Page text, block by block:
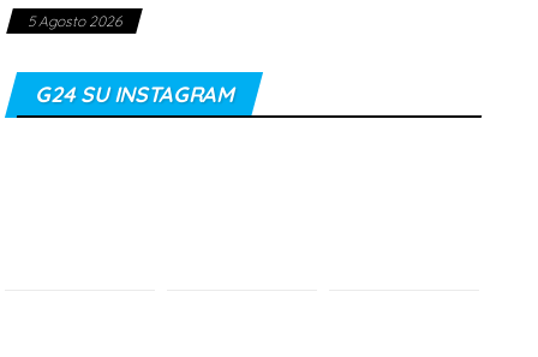
5 Agosto 2026
G24 SU INSTAGRAM